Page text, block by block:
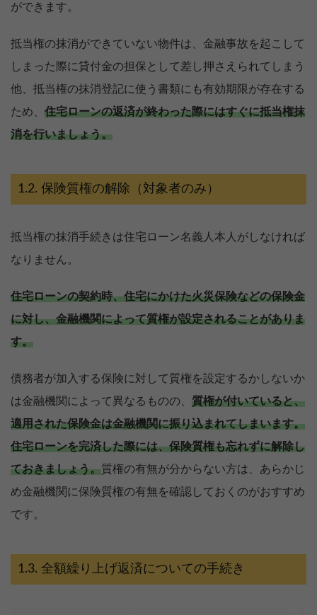
ができます。
抵当権の抹消ができていない物件は、金融事故を起こして
しまった際に貸付金の担保として差し押さえられてしまう
他、抵当権の抹消登記に使う書類にも有効期限が存在する
ため、 住宅ローンの返済が終わった際にはすぐに抵当権抹
消を行いましょう。
保険質権の解除（対象者のみ）
抵当権の抹消手続きは住宅ローン名義人本人がしなければ
なりません。
住宅ローンの契約時、住宅にかけた火災保険などの保険金
に対し、金融機関によって質権が設定されることがありま
す。
債務者が加入する保険に対して質権を設定するかしないか
は金融機関によって異なるものの、 質権が付いていると、
適用された保険金は金融機関に振り込まれてしまいます。
住宅ローンを完済した際には、保険質権も忘れずに解除し
ておきましょう。質権の有無が分からない方は、あらかじ
め金融機関に保険質権の有無を確認しておくのがおすすめ
です。
全額繰り上げ返済についての手続き